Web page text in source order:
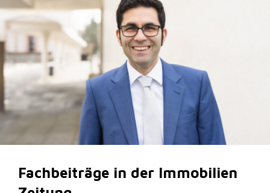
Fachbeiträge in der Immobilien